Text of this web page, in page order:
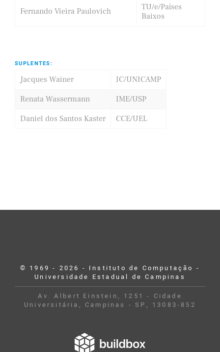
Fernando Vieira Paulovich
TU/e/Países
Baixos
SUPLENTES:
Jacques Wainer
IC/UNICAMP
Renata Wassermann
IME/USP
Daniel dos Santos Kaster
CCE/UEL
© 1969 - 2026 - Instituto de Computação -
Universidade Estadual de Campinas
Av. Albert Einstein, 1251 - Cidade
Universitária, Campinas - SP, 13083-852